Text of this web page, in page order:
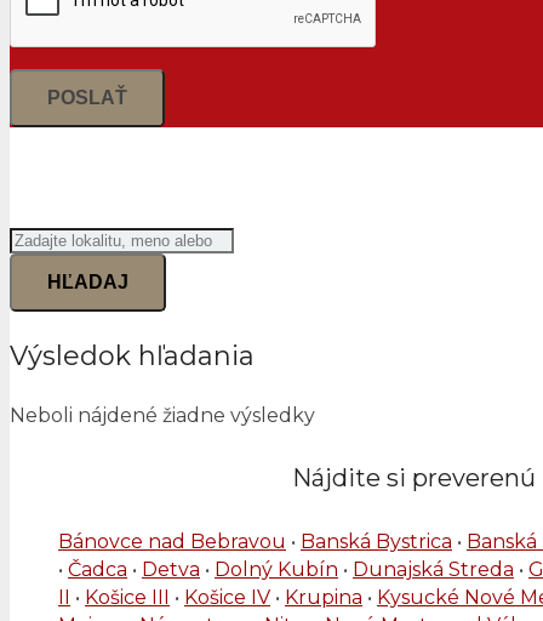
Hľadať
HĽADAJ
Výsledok hľadania
Neboli nájdené žiadne výsledky
Nájdite si
Bánovce nad Bebravou • Banská Bystrica • Banská
• Čadca • Detva • Dolný Kubín • Dunajská Streda •
II • Košice III • Košice IV • Krupina • Kysucké Nové